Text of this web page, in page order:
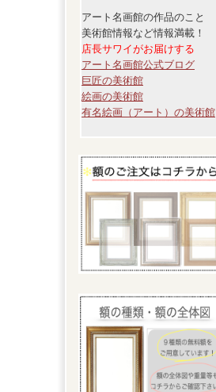
アート名画館の作品のこと
美術館情報など情報満載！
店長サワイがお届けする
アート名画館公式ブログ
巨匠の美術館
絵画の美術館
有名絵画（アート）の美術館